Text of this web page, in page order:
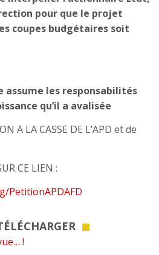
pour que le projet
coupes budgétaires soit
assume les responsabilités
qu’il a avalisée
A LA CASSE DE L’APD et de
CE LIEN :
PetitionAPDAFD
!